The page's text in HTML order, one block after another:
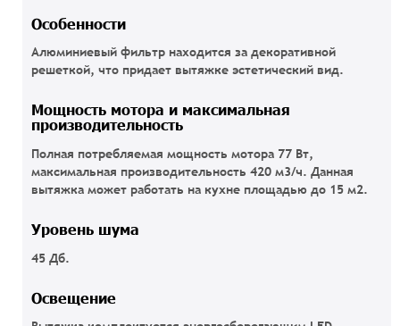
Особенности
Алюминиевый фильтр находится за декоративной
решеткой, что придает вытяжке эстетический вид.
Мощность мотора и максимальная
производительность
Полная потребляемая мощность мотора 77 Вт,
максимальная производительность 420 м3/ч. Данная
вытяжка может работать на кухне площадью до 15 м2.
Уровень шума
45 Дб.
Освещение